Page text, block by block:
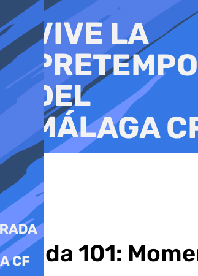
al
contenido
Grada 101: